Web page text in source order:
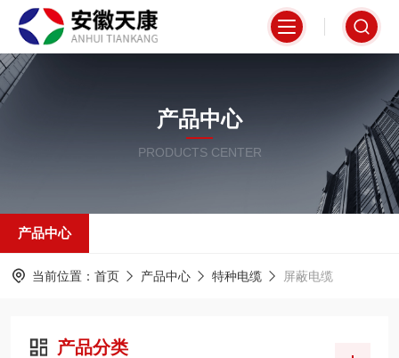
产品中心
PRODUCTS CENTER
产品中心
当前位置： 首页 产品中心 特种电缆 屏蔽电缆
产品分类